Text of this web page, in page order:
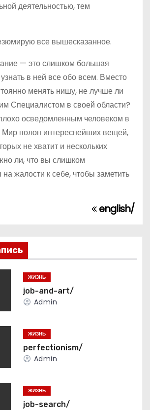
деятельностью, тем
все вышесказанное.
— это слишком большая
в ней все обо всем. Вместо
менять нишу, не лучше ли
Специалистом в своей области?
осведомленным человеком в
Мир полон интереснейших вещей,
не хватит и нескольких
ли, что вы слишком
жалости к себе, чтобы заметить
english/
ЖИЗНЬ
job-and-art/
Admin
ЖИЗНЬ
perfectionism/
Admin
ЖИЗНЬ
job-search/